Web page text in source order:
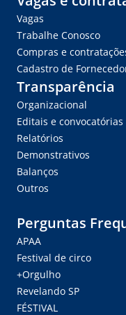
Vagas
Trabalhe Conosco
Compras e
Cadastro de
Transparência
Organizacional
Editais e convocatórias
Relatórios
Demonstrativos
Balanços
Outros
Perguntas
APAA
Festival de circo
+Orgulho
Revelando SP
FÉSTIVAL